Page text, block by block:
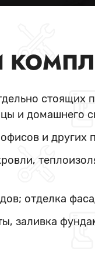
стоящих
и домашнего
и других
отделка
заливка